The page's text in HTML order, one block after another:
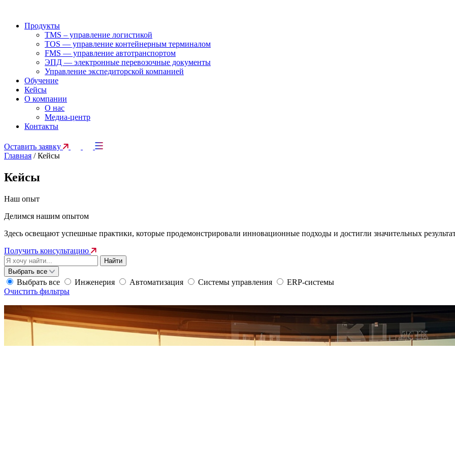
Продукты
TMS – управление логистикой
TOS — управление контейнерным терминалом
FMS — управление автотранспортом
ЭПД — электронные перевозочные документы
Управление экспедиторской компанией
Обучение
Кейсы
О компании
О нас
Медиа-центр
Контакты
Оставить заявку
Главная / Кейсы
Кейсы
Наш опыт
Делимся нашим опытом
Здесь освещают успешные практики, которые продемонстрировали инновационные подходы и достигли значительных
Получить консультацию
Выбрать все
Выбрать все Инженерия Автоматизация Системы управления
ERP-системы
Очистить фильтры